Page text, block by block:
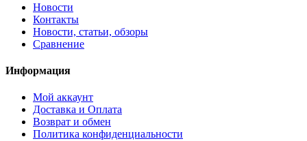
Новости
Контакты
Новости, статьи, обзоры
Сравнение
Информация
Мой аккаунт
Доставка и Оплата
Возврат и обмен
Политика конфиденциальности